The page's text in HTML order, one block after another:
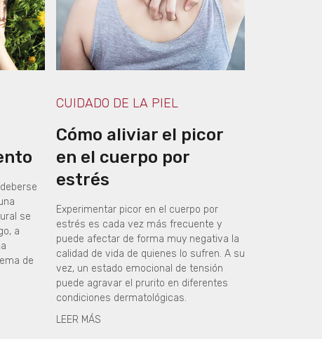
se
a
de
CUIDADO DE LA PIEL
Cómo aliviar el picor
en el cuerpo por
estrés
Experimentar picor en el cuerpo por
estrés es cada vez más frecuente y
puede afectar de forma muy negativa la
calidad de vida de quienes lo sufren. A su
vez, un estado emocional de tensión
puede agravar el prurito en diferentes
condiciones dermatológicas.
LEER MÁS